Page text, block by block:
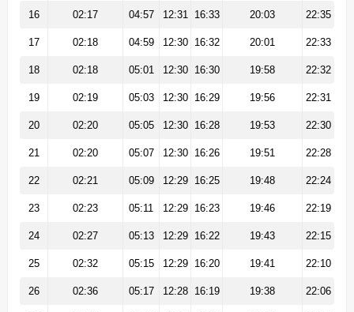
16 02:17 04:57 12:31 16:33 20:03 22:35
17 02:18 04:59 12:30 16:32 20:01 22:33
18 02:18 05:01 12:30 16:30 19:58 22:32
19 02:19 05:03 12:30 16:29 19:56 22:31
20 02:20 05:05 12:30 16:28 19:53 22:30
21 02:20 05:07 12:30 16:26 19:51 22:28
22 02:21 05:09 12:29 16:25 19:48 22:24
23 02:23 05:11 12:29 16:23 19:46 22:19
24 02:27 05:13 12:29 16:22 19:43 22:15
25 02:32 05:15 12:29 16:20 19:41 22:10
26 02:36 05:17 12:28 16:19 19:38 22:06